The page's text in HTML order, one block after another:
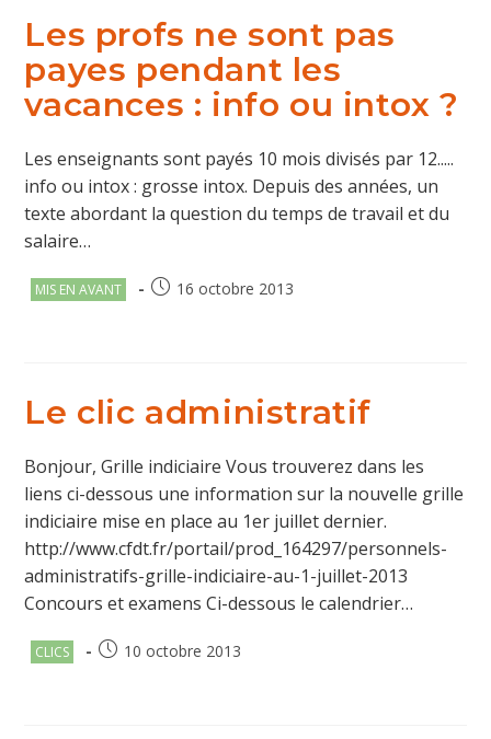
Les profs ne sont pas
payes pendant les
vacances : info ou intox ?
Les enseignants sont payés 10 mois divisés par 12.....
info ou intox : grosse intox. Depuis des années, un
texte abordant la question du temps de travail et du
salaire…
Post
MIS EN AVANT
Publication
16 octobre 2013
Le clic administratif
Bonjour, Grille indiciaire Vous trouverez dans les
liens ci-dessous une information sur la nouvelle grille
indiciaire mise en place au 1er juillet dernier.
http://www.cfdt.fr/portail/prod_164297/personnels-
administratifs-grille-indiciaire-au-1-juillet-2013
Concours et examens Ci-dessous le calendrier…
Post
CLICS
Publication
10 octobre 2013